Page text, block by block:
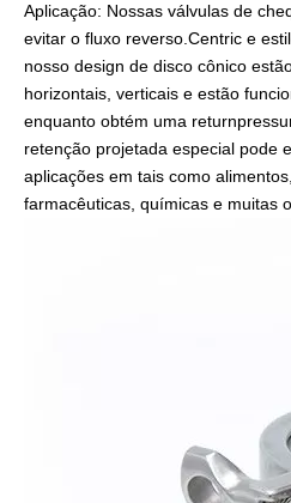
Aplicação: Nossas válvulas de
evitar o fluxo reverso.Centric e
nosso design de disco cônico
horizontais, verticais e estão
enquanto obtém uma
retenção projetada especial pode
aplicações em tais como
farmacêuticas, químicas e muitas